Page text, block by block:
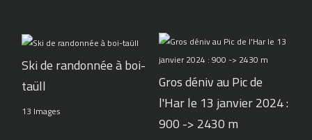
Ski de randonnée à boi-
taüll
13 Images
Gros déniv au Pic de
l'Har le 13 janvier 2024 :
900 -> 2430 m